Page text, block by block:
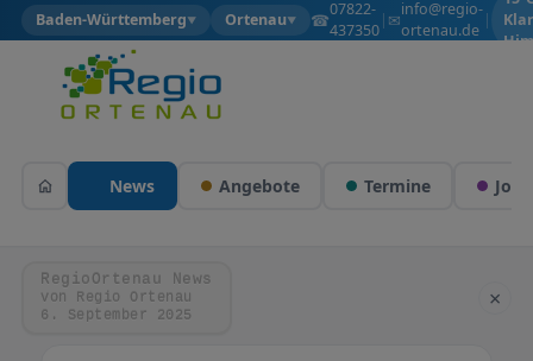
Baden-Württemberg▼ Ortenau▼ ☎07822-
437350
| ✉info@regio-
ortenau.de
|
News Angebote Termine Jobs
RegioOrtenau News
von Regio Ortenau
6. September 2025
×